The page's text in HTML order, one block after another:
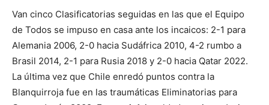
Van cinco Clasificatorias seguidas en las que el Equipo
de Todos se impuso en casa ante los incaicos: 2-1 para
Alemania 2006, 2-0 hacia Sudáfrica 2010, 4-2 rumbo a
Brasil 2014, 2-1 para Rusia 2018 y 2-0 hacia Qatar 2022.
La última vez que Chile enredó puntos contra la
Blanquirroja fue en las traumáticas Eliminatorias para